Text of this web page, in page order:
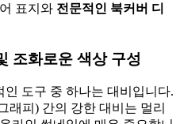
표지와 전문적인 북커버 디
조화로운 색상 구성
도구 중 하나는 대비입니다.
래피) 간의 강한 대비는 멀리